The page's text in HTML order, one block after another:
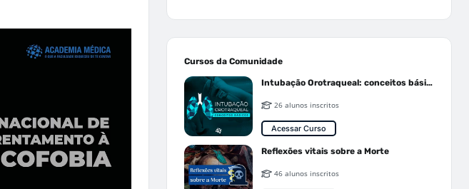
Cursos da Comunidade
Intubação Orotraqueal: conceitos básicos
26 alunos inscritos
Acessar Curso
Reflexões vitais sobre a Morte
46 alunos inscritos